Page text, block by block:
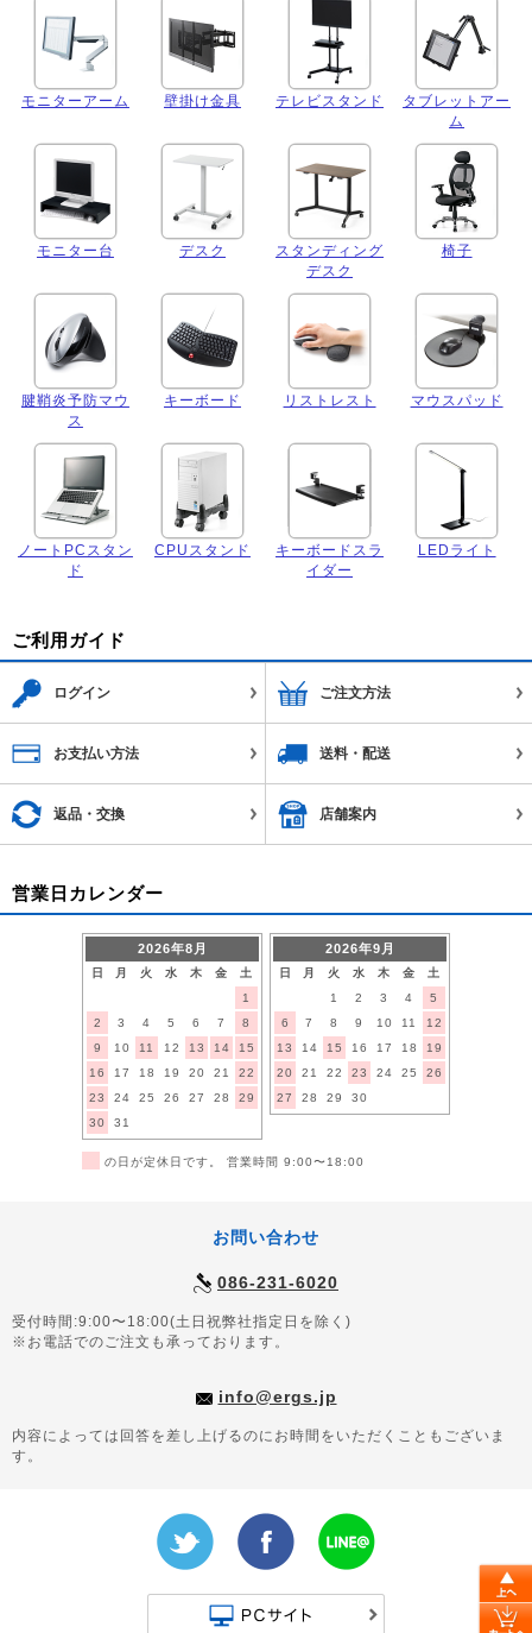
モニターアーム 壁掛け金具 テレビスタンド
タブレットアー
ム
モニター台 デスク
スタンディング
デスク
椅子
腱鞘炎予防マウ
ス
キーボード リストレスト マウスパッド
ノートPCスタン
ド
CPUスタンド
キーボードスラ
イダー
LEDライト
ご利用ガイド
ログイン ご注文方法
お支払い方法 送料・配送
返品・交換 店舗案内
営業日カレンダー
2026年8月
日 月 火 水 木 金
土
1
2
3 4 5 6 7
8
9
10 11 12 13 14
15
16
17 18 19 20 21
22
23
24 25 26 27 28
29
30
31
2026年9月
日 月 火 水 木 金
土
1
2 3 4
5
6
7 8 9 10 11
12
13
14 15 16 17 18
19
20
21 22 23 24 25
26
27
28 29 30
の日が定休日です。 営業時間 9:00〜18:00
お問い合わせ
086-231-6020
受付時間:9:00〜18:00(土日祝弊社指定日を除く)
※お電話でのご注文も承っております。
info@ergs.jp
内容によっては回答を差し上げるのにお時間をいただくこともございま
す。